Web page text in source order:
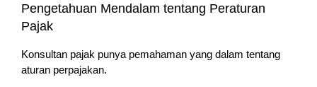
Pengetahuan Mendalam tentang Peraturan
Pajak
Konsultan pajak punya pemahaman yang dalam tentang
aturan perpajakan.